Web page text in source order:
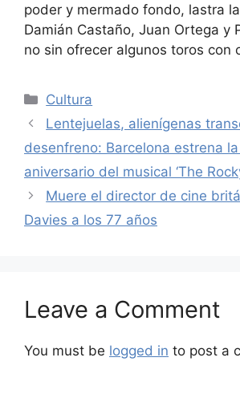
poder y mermado fondo, lastra
Damián Castaño, Juan Ortega y
no sin ofrecer algunos toros con
Categories
Cultura
Lentejuelas, alienígenas
desenfreno: Barcelona estrena
aniversario del musical ‘The
Muere el director de cine
Davies a los 77 años
Leave a Comment
You must be logged in to post a